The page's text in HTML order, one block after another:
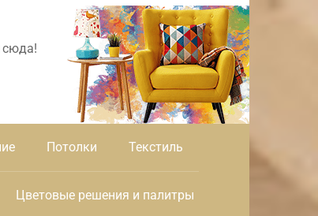
сюда!
Потолки Текстиль
Цветовые решения и палитры